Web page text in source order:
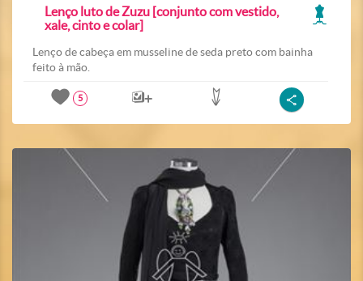
Lenço luto de Zuzu [conjunto com vestido,
xale, cinto e colar]
Lenço de cabeça em musseline de seda preto com bainha
feito à mão.
5